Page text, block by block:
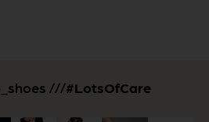
///#LotsOfCare